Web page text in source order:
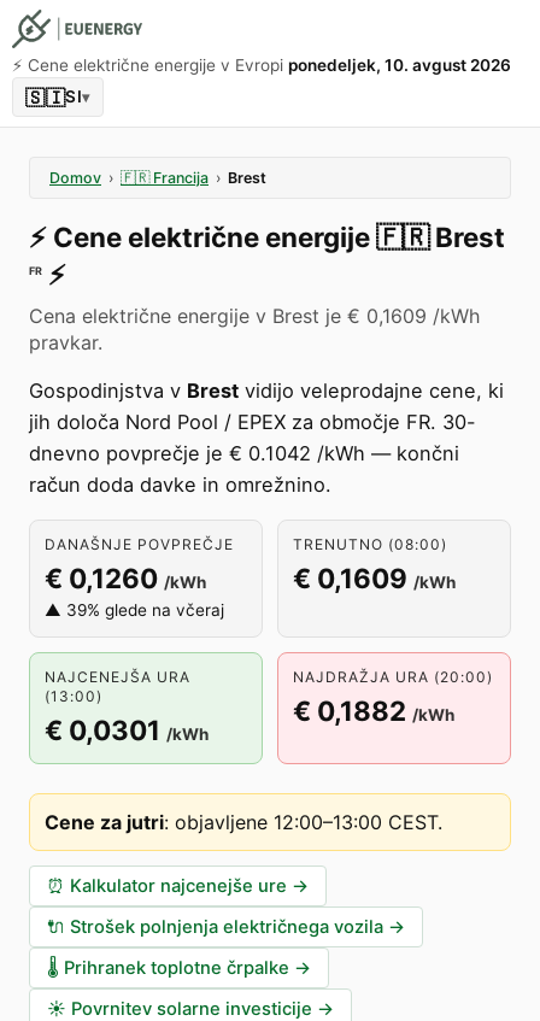
⚡️ Cene električne energije v Evropi ponedeljek, 10. avgust 2026
🇸🇮SI▾
Domov › 🇫🇷 Francija › Brest
⚡️ Cene električne energije🇫🇷 Brest
FR ⚡️
Cena električne energije v Brest je € 0,1609 /kWh
pravkar.
Gospodinjstva v Brest vidijo veleprodajne cene, ki
jih določa Nord Pool / EPEX za območje FR. 30-
dnevno povprečje je € 0.1042 /kWh — končni
račun doda davke in omrežnino.
DANAŠNJE POVPREČJE
€ 0,1260 /kWh
▲ 39% glede na včeraj
TRENUTNO (08:00)
€ 0,1609 /kWh
NAJCENEJŠA URA
(13:00)
€ 0,0301 /kWh
NAJDRAŽJA URA (20:00)
€ 0,1882 /kWh
Cene za jutri: objavljene 12:00–13:00 CEST.
⏰ Kalkulator najcenejše ure →
🔌 Strošek polnjenja električnega vozila →
🌡️ Prihranek toplotne črpalke →
☀️ Povrnitev solarne investicije →